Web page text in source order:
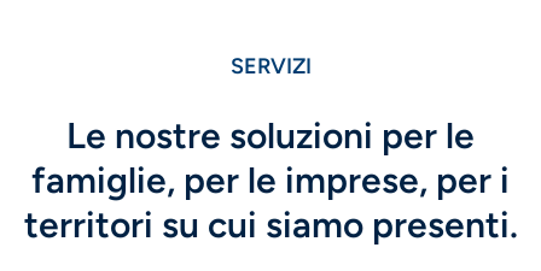
SERVIZI
Le nostre soluzioni per le
famiglie, per le imprese, per i
territori su cui siamo presenti.